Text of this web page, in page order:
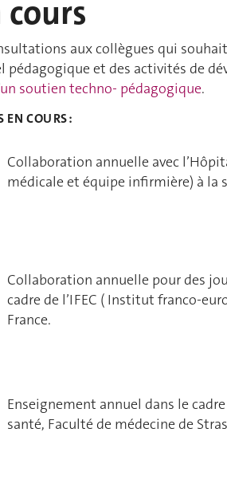
aux collègues qui
pédagogique et des activités de
un soutien techno- pédagogique.
EN COURS :
Collaboration annuelle avec
médicale et équipe infirmière) à la
Collaboration annuelle pour des
cadre de l’IFEC ( Institut franco-
France.
Enseignement annuel dans le
santé, Faculté de médecine de